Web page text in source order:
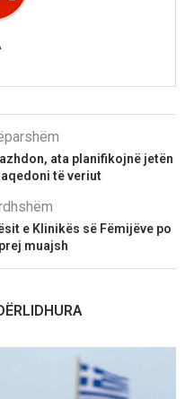
ata planifikojnë jetën
të veriut
e Klinikës së Fëmijëve po
muajsh